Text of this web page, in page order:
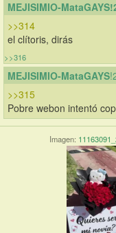
MEJISIMIO-
>>314
el clítoris, dirás
>>316
MEJISIMIO-MataGAYS
>>315
Pobre webon intentó
Imagen: